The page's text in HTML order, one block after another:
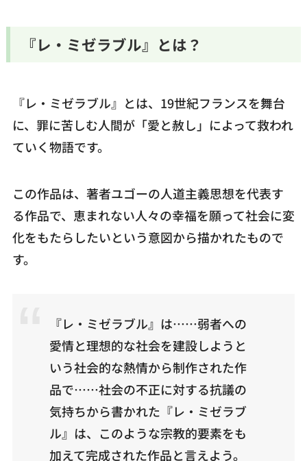
『レ・ミゼラブル』とは？
『レ・ミゼラブル』とは、19世紀フランスを舞台
に、罪に苦しむ人間が「愛と赦し」によって救われ
ていく物語です。
この作品は、著者ユゴーの人道主義思想を代表す
る作品で、恵まれない人々の幸福を願って社会に変
化をもたらしたいという意図から描かれたもので
す。
『レ・ミゼラブル』は……弱者への
愛情と理想的な社会を建設しようと
いう社会的な熱情から制作された作
品で……社会の不正に対する抗議の
気持ちから書かれた『レ・ミゼラブ
ル』は、このような宗教的要素をも
加えて完成された作品と言えよう。